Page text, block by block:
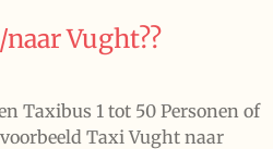
Vught??
Taxibus 1 tot 50 Personen of
Taxi Vught naar